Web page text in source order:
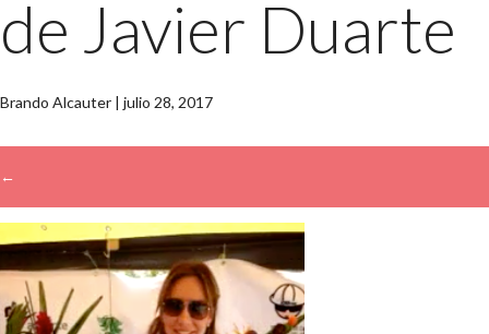
de Javier Duarte
Brando Alcauter | julio 28, 2017
←